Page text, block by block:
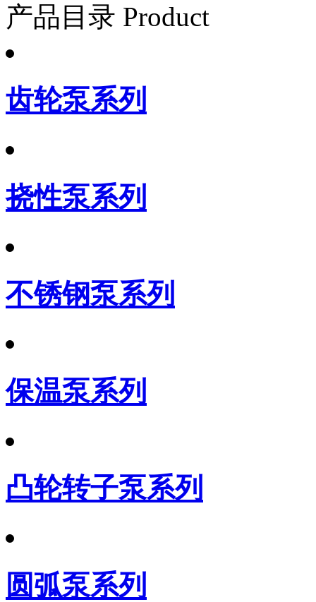
产品目录 Product
齿轮泵系列
挠性泵系列
不锈钢泵系列
保温泵系列
凸轮转子泵系列
圆弧泵系列